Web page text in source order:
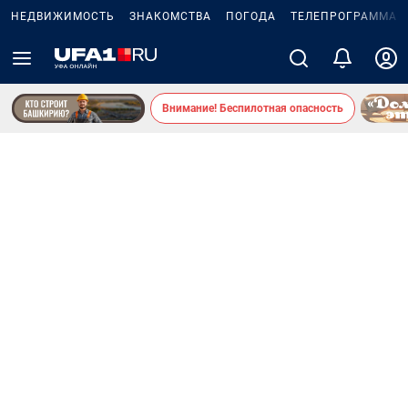
НЕДВИЖИМОСТЬ ЗНАКОМСТВА ПОГОДА ТЕЛЕПРОГРАММА
Внимание! Беспилотная опасность